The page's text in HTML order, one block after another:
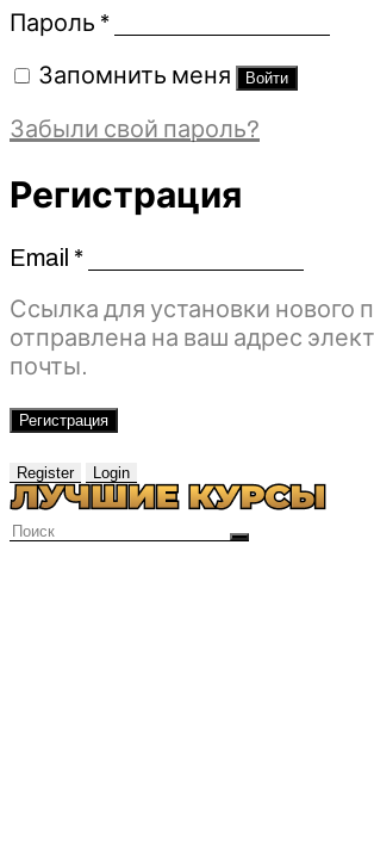
Пароль *Обязательно
Запомнить меня Войти
Забыли свой пароль?
Регистрация
Email *Обязательно
Ссылка для установки нового
отправлена ​​на ваш адрес
почты.
Регистрация
Register Login